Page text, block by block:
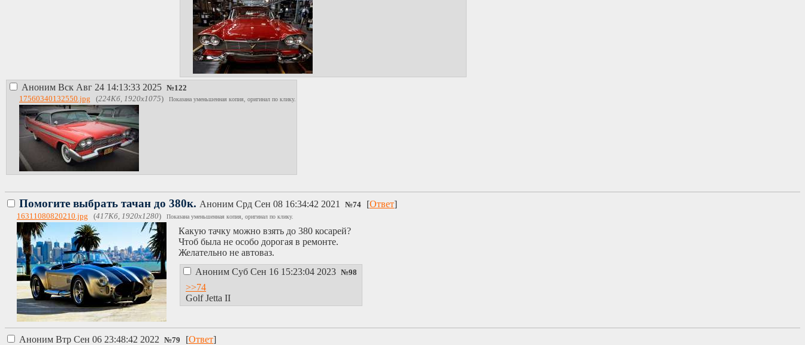
Аноним Вск Авг 24 14:13:33 2025 №122
17560340132550.jpg (224Кб, 1920x1075) Показана уменьшенная копия, оригинал по клику.
Помогите выбрать тачан до 380к. Аноним Срд Сен 08 16:34:42 2021 №74 [Ответ]
16311080820210.jpg (417Кб, 1920x1280) Показана уменьшенная копия, оригинал по клику.
Какую тачку можно взять до 380 косарей?
Чтоб была не особо дорогая в ремонте.
Желательно не автоваз.
Аноним Суб Сен 16 15:23:04 2023 №98
>>74
Golf Jetta II
Аноним Втр Сен 06 23:48:42 2022 №79 [Ответ]